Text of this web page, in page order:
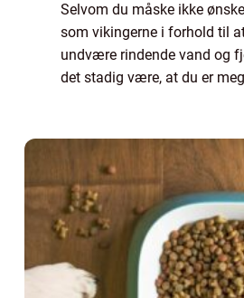
Selvom du måske ikke
som vikingerne i forhold til
undvære rindende vand og
det stadig være, at du er